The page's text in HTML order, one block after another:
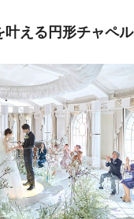
える円形チャペル